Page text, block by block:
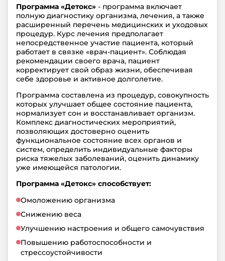
Программа «Детокс» - программа включает
полную диагностику организма, лечения, а также
расширенный перечень медицинских и уходовых
процедур. Курс лечения предполагает
непосредственное участие пациента, который
работает в связке «врач-пациент». Соблюдая
рекомендации своего врача, пациент
корректирует свой образ жизни, обеспечивая
себе здоровье и активное долголетие.
Программа составлена из процедур, совокупность
которых улучшает общее состояние пациента,
нормализует сон и восстанавливает организм.
Комплекс диагностических мероприятий,
позволяющих достоверно оценить
функциональное состояние всех органов и
систем, определить индивидуальные факторы
риска тяжелых заболеваний, оценить динамику
уже имеющейся патологии.
Программа «Детокс» способствует:
Омоложению организма
Снижению веса
Улучшению настроения и общего самочувствия
Повышению работоспособности и
стрессоустойчивости